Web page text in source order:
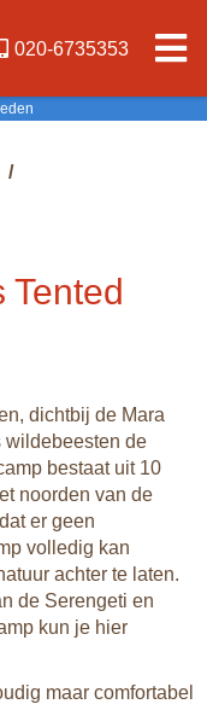
020-6735353
/
Tented
dichtbij de Mara
wildebeesten de
bestaat uit 10
noorden van de
er geen
volledig kan
achter te laten.
de Serengeti en
kun je hier
maar comfortabel